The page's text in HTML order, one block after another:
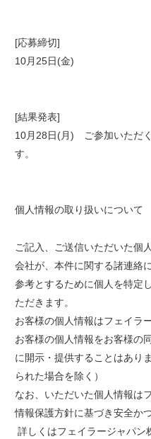
[応募締切]
10月25日(金)
[結果発表]
10月28日(月) ご参加いただ
す。
個人情報の取り扱いについて
ご記入、ご送信いただいた個
会社が、本件に関する諸連絡
参考とするために個人を特定
ただきます。
お客様の個人情報はフェイラ
お客様の個人情報をお客様の
に開示・提供することはあり
られた場合を除く）
なお、いただいた個人情報は
情報保護方針に基づき安全か
詳しくはフェイラージャパン